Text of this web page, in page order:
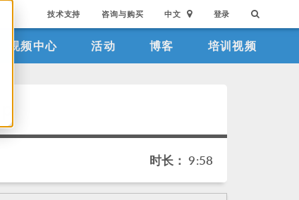
技术支持 咨询与购买 中文 登录
视频中心 活动 博客 培训视频
时长： 9:58